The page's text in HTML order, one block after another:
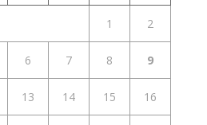
1 2
6 7 8 9
13 14 15 16